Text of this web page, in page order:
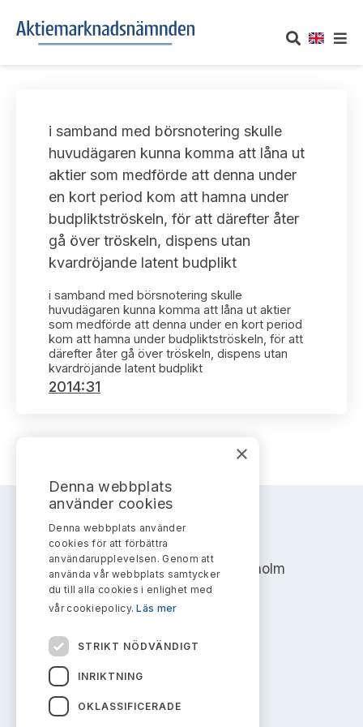
Om oss
Vårt uppdrag
Informationsgivning
Arbetssätt och jävsfrågor
Stadgar
Arbetsordning
Ledamöter
Publikationer och anföranden
UTTALANDEN
Om nämndens uttalanden
Framställningar och konsultation
Uttalanden sorterade efter publiceringsdatum
Samtliga uttalanden sorterade årsvis
Uttalanden sorterade ämnesvis
Sök uttalanden
TAKEOVER-REGLER
Takeover-regler för reglerade marknader och vissa
handelsplattformar
AKTUELLT
Prenumerera
Bildarkiv
KONTAKT
Kontakt angående ansökningar och uttalanden
Kontakt administrativa ärenden
i samband med börsnotering skulle
huvudägaren kunna komma att låna ut
aktier som medförde att denna under
en kort period kom att hamna under
budpliktströskeln, för att därefter åter
gå över tröskeln, dispens utan
kvardröjande latent budplikt
i samband med börsnotering skulle
huvudägaren kunna komma att låna ut aktier
som medförde att denna under en kort period
kom att hamna under budpliktströskeln, för att
därefter åter gå över tröskeln, dispens utan
kvardröjande latent budplikt
2014:31
AKTIEMARKNADSNÄMNDEN
Address: Box 7354, 103 90 Stockholm
info@aktiemarknadsnamnden.se
Om innehållet
Om webbplatsen
×
Denna webbplats
använder cookies
Denna webbplats använder
cookies för att förbättra
användarupplevelsen. Genom att
använda vår webbplats samtycker
du till alla cookies i enlighet med
vår cookiepolicy.Läs mer
STRIKT NÖDVÄNDIGT
INRIKTNING
OKLASSIFICERADE